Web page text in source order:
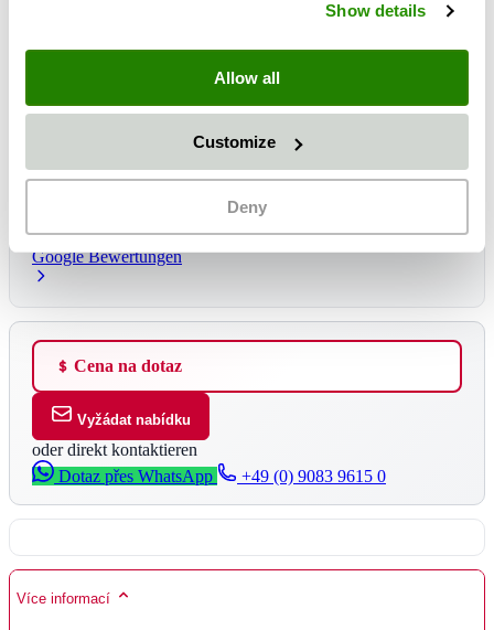
Show details
Allow all
Customize
Deny
5.0
Google Bewertungen
Cena na dotaz
Vyžádat nabídku
oder direkt kontaktieren
Dotaz přes WhatsApp
+49 (0) 9083 9615 0
Více informací